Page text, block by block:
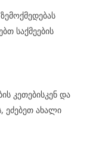
საქმეების
კეთებისკენ და
ეძებეთ ახალი